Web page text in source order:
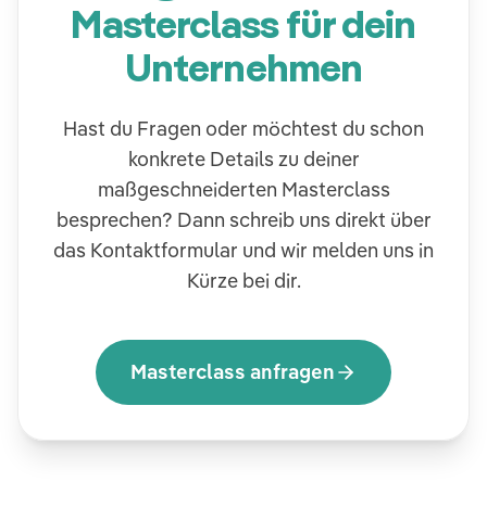
Masterclass für dein
Unternehmen
Hast du Fragen oder möchtest du schon
konkrete Details zu deiner
maßgeschneiderten Masterclass
besprechen? Dann schreib uns direkt über
das Kontaktformular und wir melden uns in
Kürze bei dir.
Masterclass anfragen